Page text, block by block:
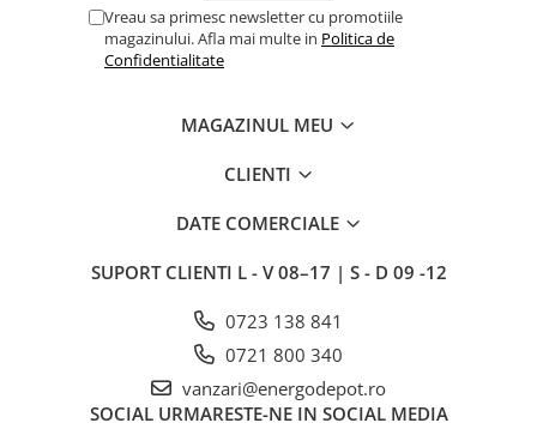
Surse de iluminat
Corpuri de iluminat decorative
Corpuri iluminat exterior
Lustra/pendul LED
Plafoniera LED
Vreau sa primesc newsletter cu promotiile
magazinului. Afla mai multe in Politica de
Confidentialitate
MAGAZINUL MEU
CLIENTI
DATE COMERCIALE
SUPORT CLIENTI L - V 08–17 | S - D 09 -12
0723 138 841
0721 800 340
vanzari@energodepot.ro
SOCIAL URMARESTE-NE IN SOCIAL MEDIA